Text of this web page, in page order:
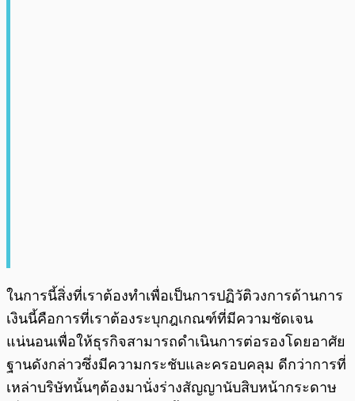
ในการนี้สิ่งที่เราต้องทำเพื่อเป็นการปฏิวัติวงการด้านการ
เงินนี้คือการที่เราต้องระบุกฎเกณฑ์ที่มีความชัดเจน
แน่นอนเพื่อให้ธุรกิจสามารถดำเนินการต่อรองโดยอาศัย
ฐานดังกล่าวซึ่งมีความกระชับและครอบคลุม ดีกว่าการที่
เหล่าบริษัทนั้นๆต้องมานั่งร่างสัญญานับสิบหน้ากระดาษ